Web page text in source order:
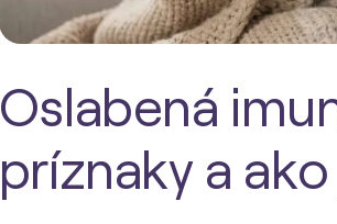
Oslabená
príznaky a